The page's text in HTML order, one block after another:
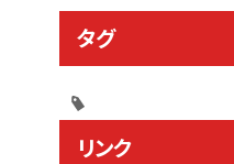
タグ
リンク